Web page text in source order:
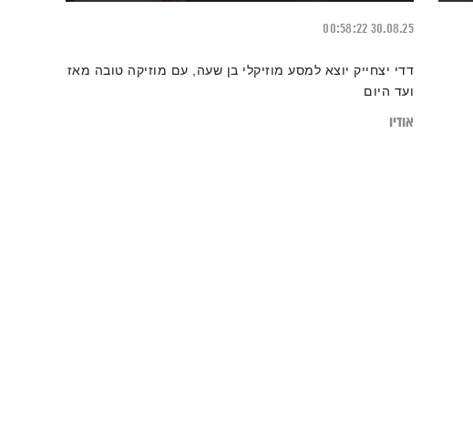
30.08.25
00:58:22
דדי יצחייק יוצא למסע מוזיקלי בן שעה, עם מוזיקה טובה מאז
ועד היום
אודיו